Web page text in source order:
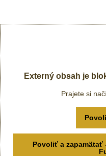
Externý obsah je
Prajete si
Povoliť a zapamätať